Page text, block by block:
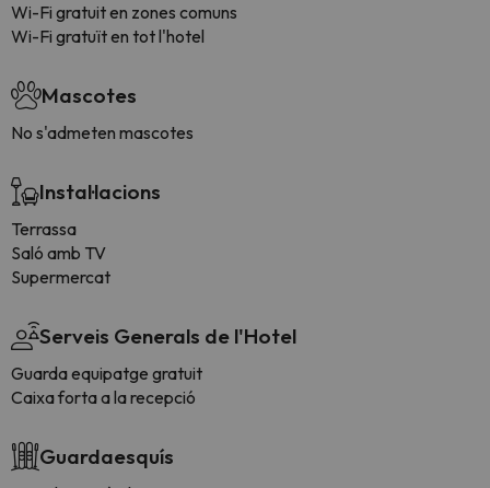
Wi-Fi gratuit en zones comuns
Wi-Fi gratuït en tot l'hotel
Mascotes
No s'admeten mascotes
Instal·lacions
Terrassa
Saló amb TV
Supermercat
Serveis Generals de l'Hotel
Guarda equipatge gratuit
Caixa forta a la recepció
Guardaesquís